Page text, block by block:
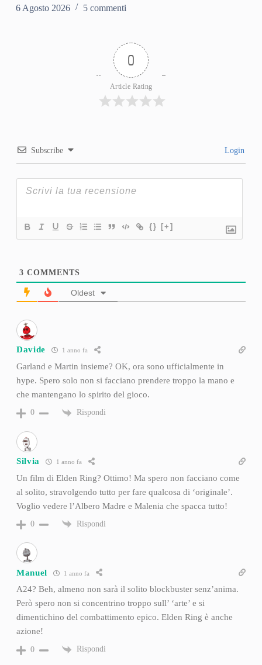
6 Agosto 2026
5 commenti
0
Article Rating
Subscribe Login
{} [+]
3 COMMENTS
Oldest
Davide 1 anno fa
Garland e Martin insieme? OK, ora sono ufficialmente in
hype. Spero solo non si facciano prendere troppo la mano e
che mantengano lo spirito del gioco.
0 Rispondi
Silvia 1 anno fa
Un film di Elden Ring? Ottimo! Ma spero non facciano come
al solito, stravolgendo tutto per fare qualcosa di ‘originale’.
Voglio vedere l’Albero Madre e Malenia che spacca tutto!
0 Rispondi
Manuel 1 anno fa
A24? Beh, almeno non sarà il solito blockbuster senz’anima.
Però spero non si concentrino troppo sull’ ‘arte’ e si
dimentichino del combattimento epico. Elden Ring è anche
azione!
0 Rispondi